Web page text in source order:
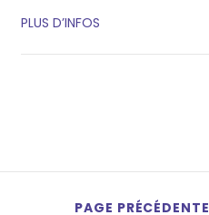
PLUS D’INFOS
PAGE PRÉCÉDENTE